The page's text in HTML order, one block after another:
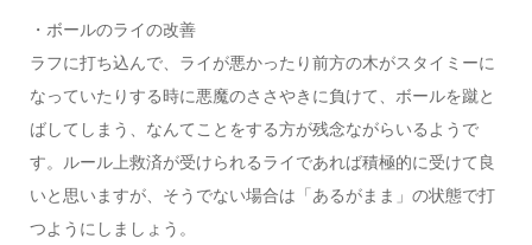
・ボールのライの改善
ラフに打ち込んで、ライが悪かったり前方の木がスタイミーに
なっていたりする時に悪魔のささやきに負けて、ボールを蹴と
ばしてしまう、なんてことをする方が残念ながらいるようで
す。ルール上救済が受けられるライであれば積極的に受けて良
いと思いますが、そうでない場合は「あるがまま」の状態で打
つようにしましょう。